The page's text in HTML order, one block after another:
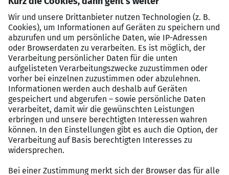
Sehr gutes Verständnis von Bonitäts- und
Risikoanalysen
Kenntnisse regulatorischer Anforderungen (z. B.
MaRisk) von Vorteil
Analytische Denkweise und strukturierte
Arbeitsweise
Teamfähigkeit sowie Kommunikationsstärke
Fließende Deutschkenntnisse,
Englischkenntnisse von Vorteil